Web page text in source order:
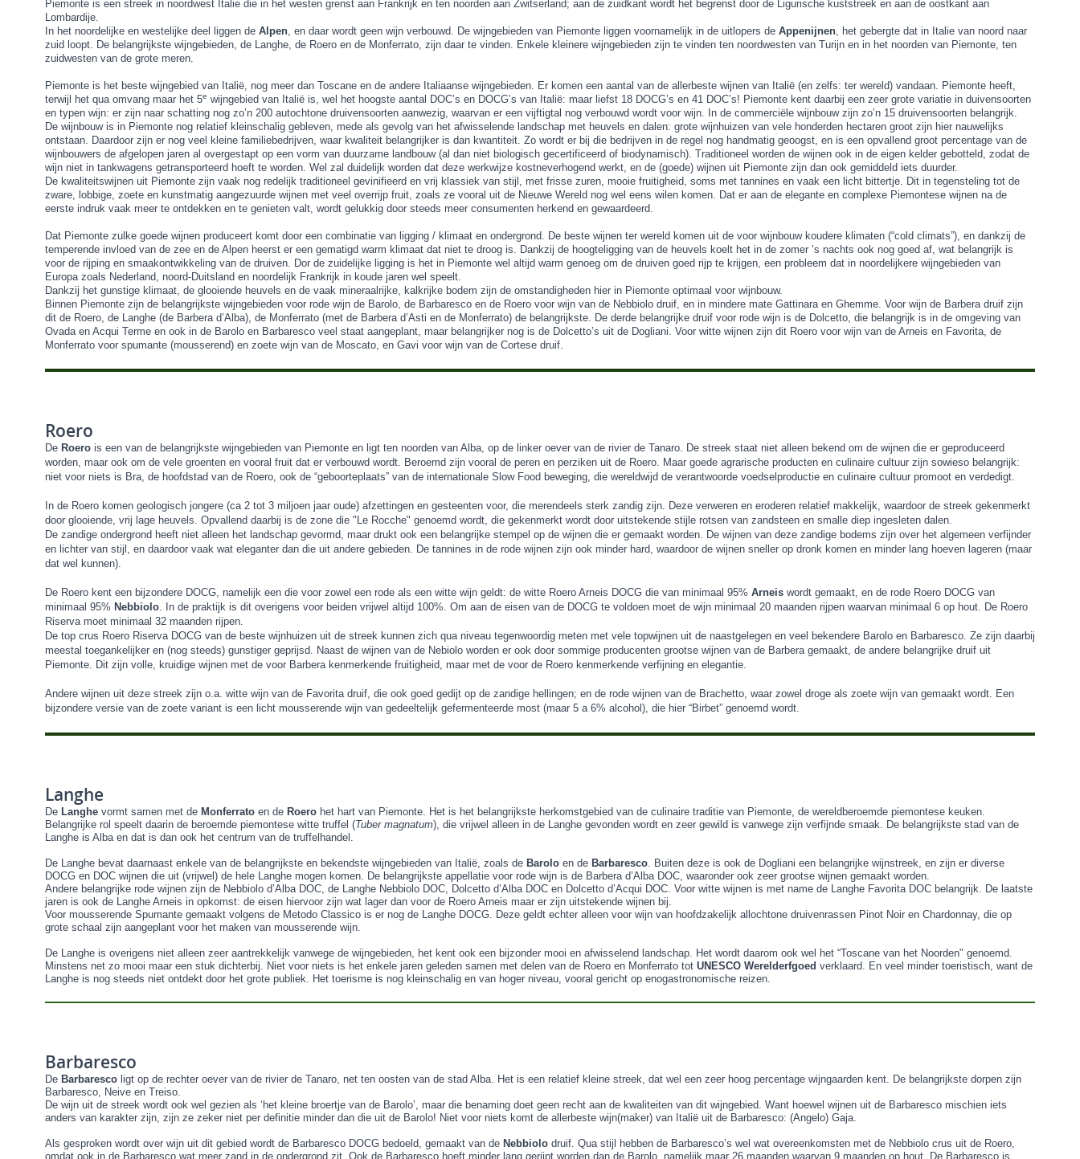
Piemonte is een streek in noordwest Italie die in het westen grenst aan Frankrijk en ten noorden aan Zwitserland; aan de zuidkant wordt het begrenst door de Ligurische kuststreek en aan de oostkant aan
Lombardije.
In het noordelijke en westelijke deel liggen de Alpen , en daar wordt geen wijn verbouwd. De wijngebieden van Piemonte liggen voornamelijk in de uitlopers de Appenijnen , het gebergte dat in Italie van noord naar
zuid loopt. De belangrijkste wijngebieden, de Langhe, de Roero en de Monferrato, zijn daar te vinden. Enkele kleinere wijngebieden zijn te vinden ten noordwesten van Turijn en in het noorden van Piemonte, ten
zuidwesten van de grote meren.
Piemonte is het beste wijngebied van Italië, nog meer dan Toscane en de andere Italiaanse wijngebieden. Er komen een aantal van de allerbeste wijnen van Italië (en zelfs: ter wereld) vandaan. Piemonte heeft,
terwijl het qua omvang maar het 5e wijngebied van Italië is, wel het hoogste aantal DOC’s en DOCG’s van Italië: maar liefst 18 DOCG’s en 41 DOC’s! Piemonte kent daarbij een zeer grote variatie in duivensoorten
en typen wijn: er zijn naar schatting nog zo’n 200 autochtone druivensoorten aanwezig, waarvan er een vijftigtal nog verbouwd wordt voor wijn. In de commerciële wijnbouw zijn zo’n 15 druivensoorten belangrijk.
De wijnbouw is in Piemonte nog relatief kleinschalig gebleven, mede als gevolg van het afwisselende landschap met heuvels en dalen: grote wijnhuizen van vele honderden hectaren groot zijn hier nauwelijks
ontstaan. Daardoor zijn er nog veel kleine familiebedrijven, waar kwaliteit belangrijker is dan kwantiteit. Zo wordt er bij die bedrijven in de regel nog handmatig geoogst, en is een opvallend groot percentage van de
wijnbouwers de afgelopen jaren al overgestapt op een vorm van duurzame landbouw (al dan niet biologisch gecertificeerd of biodynamisch). Traditioneel worden de wijnen ook in de eigen kelder gebotteld, zodat de
wijn niet in tankwagens getransporteerd hoeft te worden. Wel zal duidelijk worden dat deze werkwijze kostneverhogend werkt, en de (goede) wijnen uit Piemonte zijn dan ook gemiddeld iets duurder.
De kwaliteitswijnen uit Piemonte zijn vaak nog redelijk traditioneel gevinifieerd en vrij klassiek van stijl, met frisse zuren, mooie fruitigheid, soms met tannines en vaak een licht bittertje. Dit in tegensteling tot de
zware, lobbige, zoete en kunstmatig aangezuurde wijnen met veel overrijp fruit, zoals ze vooral uit de Nieuwe Wereld nog wel eens wilen komen. Dat er aan de elegante en complexe Piemontese wijnen na de
eerste indruk vaak meer te ontdekken en te genieten valt, wordt gelukkig door steeds meer consumenten herkend en gewaardeerd.
Dat Piemonte zulke goede wijnen produceert komt door een combinatie van ligging / klimaat en ondergrond. De beste wijnen ter wereld komen uit de voor wijnbouw koudere klimaten (“cold climats”), en dankzij de
temperende invloed van de zee en de Alpen heerst er een gematigd warm klimaat dat niet te droog is. Dankzij de hoogteligging van de heuvels koelt het in de zomer ’s nachts ook nog goed af, wat belangrijk is
voor de rijping en smaakontwikkeling van de druiven. Dor de zuidelijke ligging is het in Piemonte wel altijd warm genoeg om de druiven goed rijp te krijgen, een probleem dat in noordelijkere wijngebieden van
Europa zoals Nederland, noord-Duitsland en noordelijk Frankrijk in koude jaren wel speelt.
Dankzij het gunstige klimaat, de glooiende heuvels en de vaak mineraalrijke, kalkrijke bodem zijn de omstandigheden hier in Piemonte optimaal voor wijnbouw.
Binnen Piemonte zijn de belangrijkste wijngebieden voor rode wijn de Barolo, de Barbaresco en de Roero voor wijn van de Nebbiolo druif, en in mindere mate Gattinara en Ghemme. Voor wijn de Barbera druif zijn
dit de Roero, de Langhe (de Barbera d’Alba), de Monferrato (met de Barbera d’Asti en de Monferrato) de belangrijkste. De derde belangrijke druif voor rode wijn is de Dolcetto, die belangrijk is in de omgeving van
Ovada en Acqui Terme en ook in de Barolo en Barbaresco veel staat aangeplant, maar belangrijker nog is de Dolcetto’s uit de Dogliani. Voor witte wijnen zijn dit Roero voor wijn van de Arneis en Favorita, de
Monferrato voor spumante (mousserend) en zoete wijn van de Moscato, en Gavi voor wijn van de Cortese druif.
Roero
De Roero is een van de belangrijkste wijngebieden van Piemonte en ligt ten noorden van Alba, op de linker oever van de rivier de Tanaro. De streek staat niet alleen bekend om de wijnen die er geproduceerd
worden, maar ook om de vele groenten en vooral fruit dat er verbouwd wordt. Beroemd zijn vooral de peren en perziken uit de Roero. Maar goede agrarische producten en culinaire cultuur zijn sowieso belangrijk:
niet voor niets is Bra, de hoofdstad van de Roero, ook de “geboorteplaats” van de internationale Slow Food beweging, die wereldwijd de verantwoorde voedselproductie en culinaire cultuur promoot en verdedigt.
In de Roero komen geologisch jongere (ca 2 tot 3 miljoen jaar oude) afzettingen en gesteenten voor, die merendeels sterk zandig zijn. Deze verweren en eroderen relatief makkelijk, waardoor de streek gekenmerkt
door glooiende, vrij lage heuvels. Opvallend daarbij is de zone die "Le Rocche" genoemd wordt, die gekenmerkt wordt door uitstekende stijle rotsen van zandsteen en smalle diep ingesleten dalen.
De zandige ondergrond heeft niet alleen het landschap gevormd, maar drukt ook een belangrijke stempel op de wijnen die er gemaakt worden. De wijnen van deze zandige bodems zijn over het algemeen verfijnder
en lichter van stijl, en daardoor vaak wat eleganter dan die uit andere gebieden. De tannines in de rode wijnen zijn ook minder hard, waardoor de wijnen sneller op dronk komen en minder lang hoeven lageren (maar
dat wel kunnen).
De Roero kent een bijzondere DOCG, namelijk een die voor zowel een rode als een witte wijn geldt: de witte Roero Arneis DOCG die van minimaal 95% Arneis wordt gemaakt, en de rode Roero DOCG van
minimaal 95% Nebbiolo . In de praktijk is dit overigens voor beiden vrijwel altijd 100%. Om aan de eisen van de DOCG te voldoen moet de wijn minimaal 20 maanden rijpen waarvan minimaal 6 op hout. De Roero
Riserva moet minimaal 32 maanden rijpen.
De top crus Roero Riserva DOCG van de beste wijnhuizen uit de streek kunnen zich qua niveau tegenwoordig meten met vele topwijnen uit de naastgelegen en veel bekendere Barolo en Barbaresco. Ze zijn daarbij
meestal toegankelijker en (nog steeds) gunstiger geprijsd. Naast de wijnen van de Nebiolo worden er ook door sommige producenten grootse wijnen van de Barbera gemaakt, de andere belangrijke druif uit
Piemonte. Dit zijn volle, kruidige wijnen met de voor Barbera kenmerkende fruitigheid, maar met de voor de Roero kenmerkende verfijning en elegantie.
Andere wijnen uit deze streek zijn o.a. witte wijn van de Favorita druif, die ook goed gedijt op de zandige hellingen; en de rode wijnen van de Brachetto, waar zowel droge als zoete wijn van gemaakt wordt. Een
bijzondere versie van de zoete variant is een licht mousserende wijn van gedeeltelijk gefermenteerde most (maar 5 a 6% alcohol), die hier “Birbet” genoemd wordt.
Langhe
De Langhe vormt samen met de Monferrato en de Roero het hart van Piemonte. Het is het belangrijkste herkomstgebied van de culinaire traditie van Piemonte, de wereldberoemde piemontese keuken.
Belangrijke rol speelt daarin de beroemde piemontese witte truffel (Tuber magnatum), die vrijwel alleen in de Langhe gevonden wordt en zeer gewild is vanwege zijn verfijnde smaak. De belangrijkste stad van de
Langhe is Alba en dat is dan ook het centrum van de truffelhandel.
De Langhe bevat daarnaast enkele van de belangrijkste en bekendste wijngebieden van Italië, zoals de Barolo en de Barbaresco . Buiten deze is ook de Dogliani een belangrijke wijnstreek, en zijn er diverse
DOCG en DOC wijnen die uit (vrijwel) de hele Langhe mogen komen. De belangrijkste appellatie voor rode wijn is de Barbera d’Alba DOC, waaronder ook zeer grootse wijnen gemaakt worden.
Andere belangrijke rode wijnen zijn de Nebbiolo d’Alba DOC, de Langhe Nebbiolo DOC, Dolcetto d’Alba DOC en Dolcetto d’Acqui DOC. Voor witte wijnen is met name de Langhe Favorita DOC belangrijk. De laatste
jaren is ook de Langhe Arneis in opkomst: de eisen hiervoor zijn wat lager dan voor de Roero Arneis maar er zijn uitstekende wijnen bij.
Voor mousserende Spumante gemaakt volgens de Metodo Classico is er nog de Langhe DOCG. Deze geldt echter alleen voor wijn van hoofdzakelijk allochtone druivenrassen Pinot Noir en Chardonnay, die op
grote schaal zijn aangeplant voor het maken van mousserende wijn.
De Langhe is overigens niet alleen zeer aantrekkelijk vanwege de wijngebieden, het kent ook een bijzonder mooi en afwisselend landschap. Het wordt daarom ook wel het “Toscane van het Noorden" genoemd.
Minstens net zo mooi maar een stuk dichterbij. Niet voor niets is het enkele jaren geleden samen met delen van de Roero en Monferrato tot UNESCO Werelderfgoed verklaard. En veel minder toeristisch, want de
Langhe is nog steeds niet ontdekt door het grote publiek. Het toerisme is nog kleinschalig en van hoger niveau, vooral gericht op enogastronomische reizen.
Barbaresco
De Barbaresco ligt op de rechter oever van de rivier de Tanaro, net ten oosten van de stad Alba. Het is een relatief kleine streek, dat wel een zeer hoog percentage wijngaarden kent. De belangrijkste dorpen zijn
Barbaresco, Neive en Treiso.
De wijn uit de streek wordt ook wel gezien als ‘het kleine broertje van de Barolo’, maar die benaming doet geen recht aan de kwaliteiten van dit wijngebied. Want hoewel wijnen uit de Barbaresco mischien iets
anders van karakter zijn, zijn ze zeker niet per definitie minder dan die uit de Barolo! Niet voor niets komt de allerbeste wijn(maker) van Italië uit de Barbaresco: (Angelo) Gaja.
Als gesproken wordt over wijn uit dit gebied wordt de Barbaresco DOCG bedoeld, gemaakt van de Nebbiolo druif. Qua stijl hebben de Barbaresco’s wel wat overeenkomsten met de Nebbiolo crus uit de Roero,
omdat ook in de Barbaresco wat meer zand in de ondergrond zit. Ook de Barbaresco hoeft minder lang gerijpt worden dan de Barolo, namelijk maar 26 maanden waarvan 9 maanden op hout. De Barbaresco is